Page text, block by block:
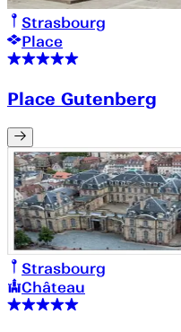
Strasbourg
Place
Place Gutenberg
Strasbourg
Château